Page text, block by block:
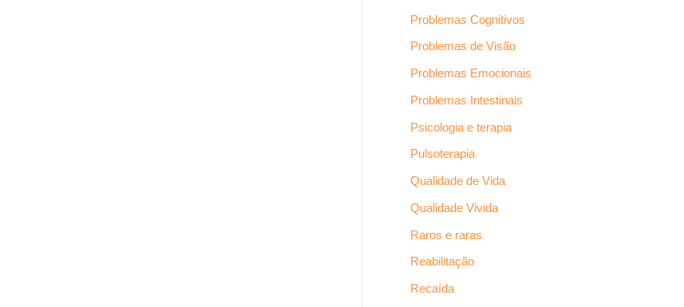
Problemas Cognitivos
Problemas de Visão
Problemas Emocionais
Problemas Intestinais
Psicologia e terapia
Pulsoterapia
Qualidade de Vida
Qualidade Vivida
Raros e raras
Reabilitação
Recaída